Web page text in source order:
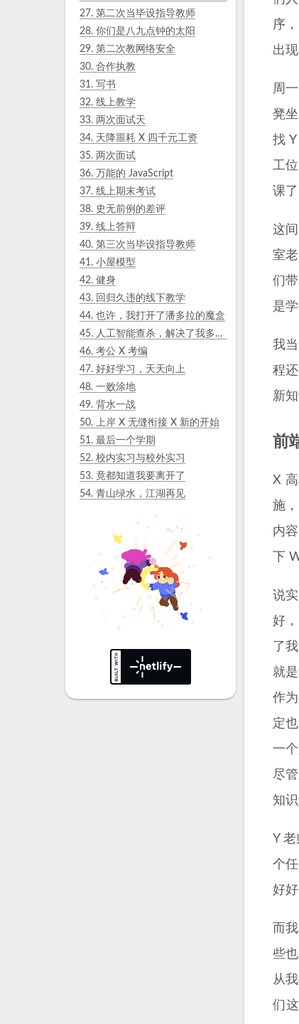
27. 第二次当毕设指导教师
28. 你们是八九点钟的太阳
29. 第二次教网络安全
30. 合作执教
31. 写书
32. 线上教学
33. 两次面试天
34. 天降噩耗 X 四千元工资
35. 两次面试
36. 万能的 JavaScript
37. 线上期末考试
38. 史无前例的差评
39. 线上答辩
40. 第三次当毕设指导教师
41. 小屋模型
42. 健身
43. 回归久违的线下教学
44. 也许，我打开了潘多拉的魔盒
45. 人工智能查杀，解决了我多年的困惑
46. 考公 X 考编
47. 好好学习，天天向上
48. 一败涂地
49. 背水一战
50. 上岸 X 无缝衔接 X 新的开始
51. 最后一个学期
52. 校内实习与校外实习
53. 竟都知道我要离开了
54. 青山绿水，江湖再见
序
出现
周
凳
找
工
课了
这
室
们
是
我
程
新
前
X
施
内
下
说
好
了
就
作
定
一
尽
知
Y
个
好
而
些
从
们